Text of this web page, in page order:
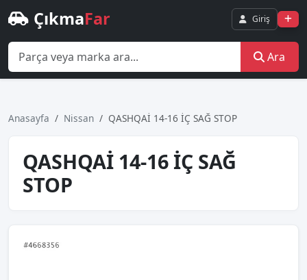
ÇıkmaFar Giriş
Ara
Anasayfa Nissan QASHQAİ 14-16 İÇ SAĞ STOP
QASHQAİ 14-16 İÇ SAĞ
STOP